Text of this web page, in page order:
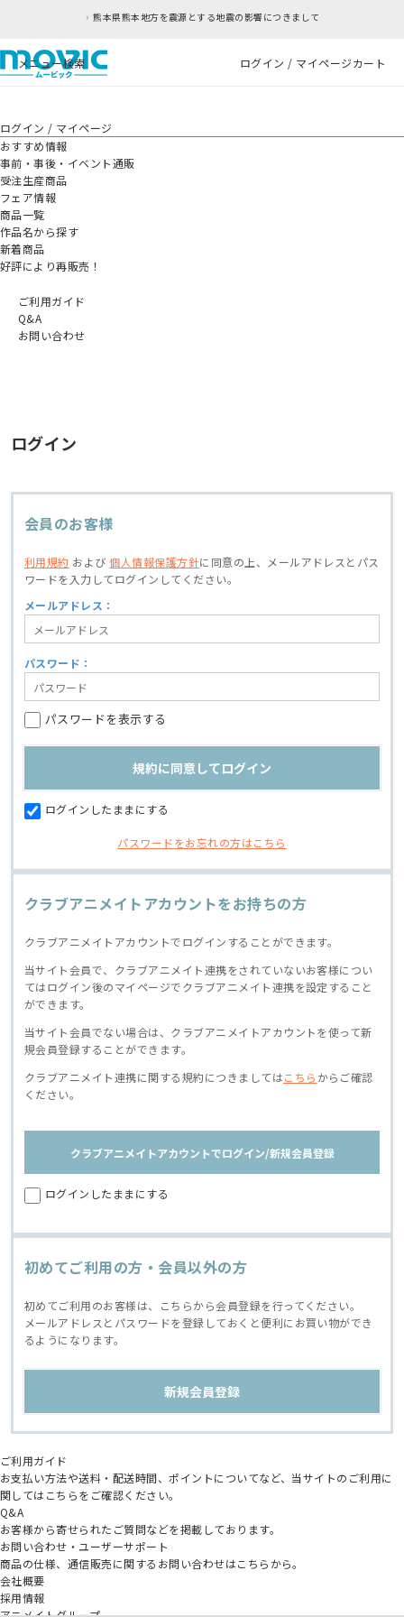
熊本県熊本地方を震源とする地震の影響につきまして
メニュー検索 ログイン / マイページカート
ログイン / マイページ
おすすめ情報
事前・事後・イベント通販
受注生産商品
フェア情報
商品一覧
作品名から探す
新着商品
好評により再販売！
ご利用ガイド
Q&A
お問い合わせ
ログイン
会員のお客様
利用規約 および個人情報保護方針に同意の上、
メールアドレスとパス
ワードを入力してログインしてください。
メールアドレス：
パスワード：
パスワードを表示する
ログインしたままにする
パスワードをお忘れの方はこちら
クラブアニメイトアカウントをお持ちの方
クラブアニメイトアカウントでログインすることができます。
当サイト会員で、クラブアニメイト連携をされていないお客様につい
てはログイン後のマイページでクラブアニメイト連携を設定すること
ができます。
当サイト会員でない場合は、クラブアニメイトアカウントを使って新
規会員登録することができます。
クラブアニメイト連携に関する規約につきましてはこちら からご確認
ください。
クラブアニメイトアカウントでログイン/新規会員登録
ログインしたままにする
初めてご利用の方・会員以外の方
初めてご利用のお客様は、こちらから会員登録を行ってください。
メールアドレスとパスワードを登録しておくと便利にお買い物ができ
るようになります。
ご利用ガイド
お支払い方法や送料・配送時間、ポイントについてなど、当サイトのご利用に
関してはこちらをご確認ください。
Q&A
お客様から寄せられたご質問などを掲載しております。
お問い合わせ・ユーザーサポート
商品の仕様、通信販売に関するお問い合わせはこちらから。
会社概要
採用情報